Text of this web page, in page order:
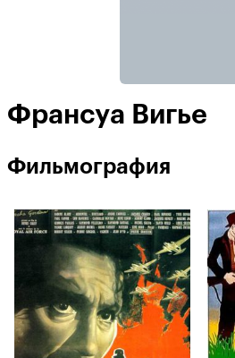
Франсуа Вигье
Фильмография